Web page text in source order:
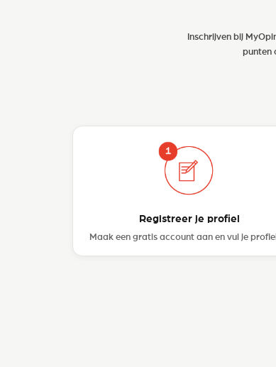
Inschrijven bij
punten
Registreer je profiel
Maak een gratis account aan en vul je